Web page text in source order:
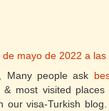
de mayo de 2022 a las
Many people ask
& most visited places
our visa-Turkish